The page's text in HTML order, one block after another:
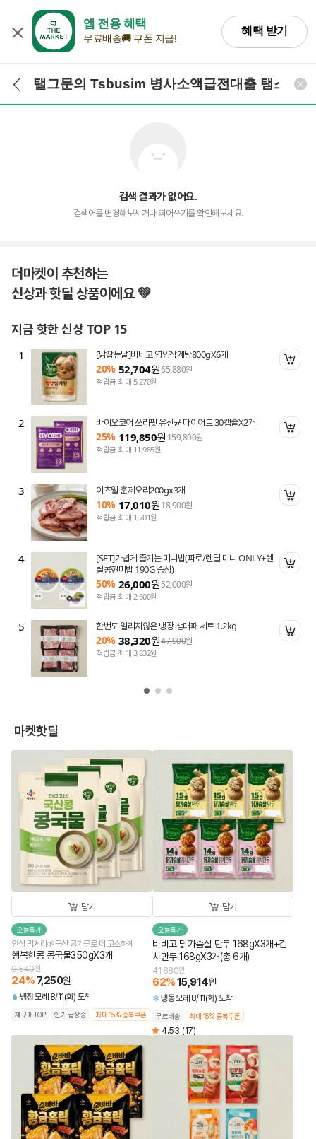
앱 전용 혜택
무료배송🚚 쿠폰 지급!
혜택 받기
검색어 입력 검
검색 결과가 없어요.
검색어를 변경해보시거나 띄어쓰기를 확인해보세요.
더마켓이 추천하는
신상과 핫딜 상품이에요 💚
지금 핫한 신상 TOP 15
담기
담기
담기
담기
담기
1 [닭잡는날]비비고 영양삼계탕800gX6개
20% 52,704원65,880원
적립금 최대 5,270원
2 바이오코어 쓰리핏 유산균 다이어트 30캡슐X2개
25% 119,850원159,800원
적립금 최대 11,985원
3 이츠웰 훈제오리200gx3개
10% 17,010원18,900원
적립금 최대 1,701원
4
[SET]가볍게 즐기는 미니밥(파로/렌틸 미니 ONLY+렌
틸콩현미밥 190G 증정)
50% 26,000원52,000원
적립금 최대 2,600원
5 한번도 얼리지않은 냉장 생대패 세트 1.2kg
20% 38,320원47,900원
적립금 최대 3,832원
마켓핫딜
담기
오늘특가
안심 먹거리🌱국산 콩가루로 더 고소하게
행복한콩 콩국물350gX3개
9,540원
24% 7,250원
냉장모레 8/11(화) 도착
재구매TOP 인기 급상승 최대 15% 중복쿠폰
담기
오늘특가
비비고 닭가슴살 만두 168gX3개+김
치만두 168gX3개(총 6개)
41,880원
62%15,914원
냉동모레 8/11(화) 도착
무료배송 최대 15% 중복쿠폰
4.53 (17)